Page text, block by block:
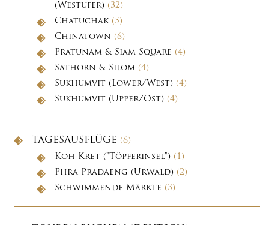
(Westufer) (32)
Chatuchak(5)
Chinatown (6)
Pratunam & Siam Square (4)
Sathorn & Silom (4)
Sukhumvit (Lower/West) (4)
Sukhumvit (Upper/Ost) (4)
TAGESAUSFLÜGE (6)
Koh Kret ("Töpferinsel") (1)
Phra Pradaeng (Urwald) (2)
Schwimmende Märkte (3)